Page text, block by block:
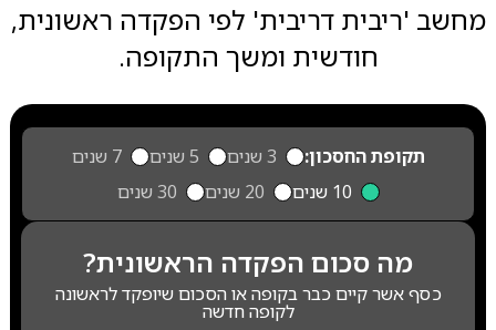
מחשב 'ריבית דריבית' לפי הפקדה ראשונית,
חודשית ומשך התקופה.
תקופת החסכון: 3 שנים 5 שנים
7 שנים
10 שנים
20 שנים 30 שנים
מה סכום הפקדה הראשונית?
כסף אשר קיים כבר בקופה או הסכום שיופקד לראשונה
לקופה חדשה